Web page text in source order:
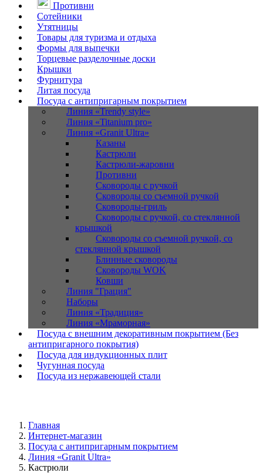
Противни
Сотейники
Утятницы
Товары для туризма и отдыха
Формы для выпечки
Торцевые разделочные доски
Крышки
Фурнитура
Литая посуда
Посуда с антипригарным покрытием
Линия «Trendy style»
Линия «Titanium pro»
Линия «Granit Ultra»
Казаны
Кастрюли
Кастрюли-жаровни
Противни
Сковороды с ручкой
Сковороды со съемной ручкой
Сковороды-гриль
Сковороды с ручкой, со стеклянной
крышкой
Сковороды со съемной ручкой, со
стеклянной крышкой
Блинные сковороды
Сковороды WOK
Ковши
Линия "Грация"
Наборы
Линия «Традиция»
Линия «Мраморная»
Посуда с внешним декоративным покрытием (Без
антипригарного покрытия)
Посуда для индукционных плит
Чугунная посуда
Посуда из нержавеющей стали
Главная
Интернет-магазин
Посуда с антипригарным покрытием
Линия «Granit Ultra»
Кастрюли